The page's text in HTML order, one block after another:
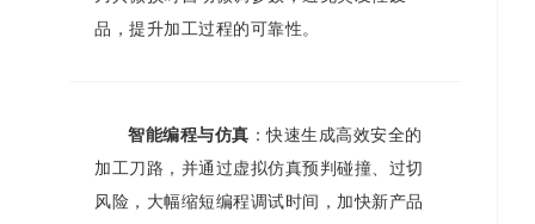
品，提升加工过程的可靠性。
智能编程与仿真 ：快速生成高效安全的
加工刀路，并通过虚拟仿真预判碰撞、过切
风险，大幅缩短编程调试时间，加快新产品